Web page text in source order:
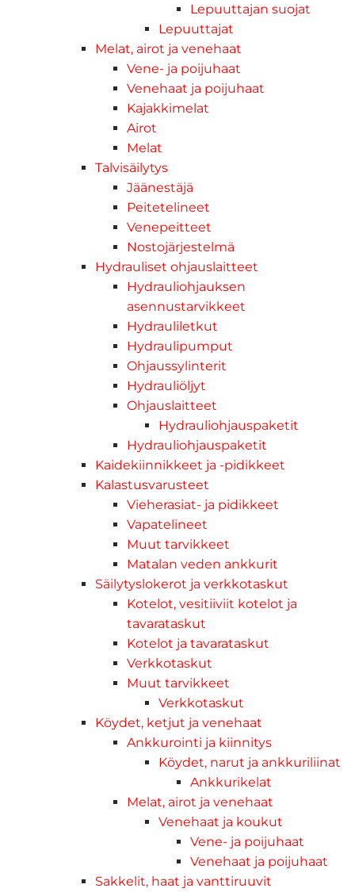
Lepuuttajan suojat
Lepuuttajat
Melat, airot ja venehaat
Vene- ja poijuhaat
Venehaat ja poijuhaat
Kajakkimelat
Airot
Melat
Talvisäilytys
Jäänestäjä
Peitetelineet
Venepeitteet
Nostojärjestelmä
Hydrauliset ohjauslaitteet
Hydrauliohjauksen
asennustarvikkeet
Hydrauliletkut
Hydraulipumput
Ohjaussylinterit
Hydrauliöljyt
Ohjauslaitteet
Hydrauliohjauspaketit
Hydrauliohjauspaketit
Kaidekiinnikkeet ja -pidikkeet
Kalastusvarusteet
Vieherasiat- ja pidikkeet
Vapatelineet
Muut tarvikkeet
Matalan veden ankkurit
Säilytyslokerot ja verkkotaskut
Kotelot, vesitiiviit kotelot ja
tavarataskut
Kotelot ja tavarataskut
Verkkotaskut
Muut tarvikkeet
Verkkotaskut
Köydet, ketjut ja venehaat
Ankkurointi ja kiinnitys
Köydet, narut ja ankkuriliinat
Ankkurikelat
Melat, airot ja venehaat
Venehaat ja koukut
Vene- ja poijuhaat
Venehaat ja poijuhaat
Sakkelit, haat ja vanttiruuvit